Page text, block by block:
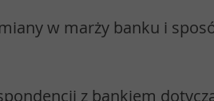
w marży banku i
z bankiem